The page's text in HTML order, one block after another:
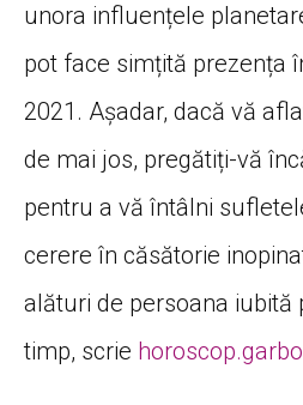
unora influențele
pot face simțită prezența
2021. Așadar, dacă vă
de mai jos, pregătiți-vă
pentru a vă întâlni
cerere în căsătorie
alături de persoana
timp, scrie